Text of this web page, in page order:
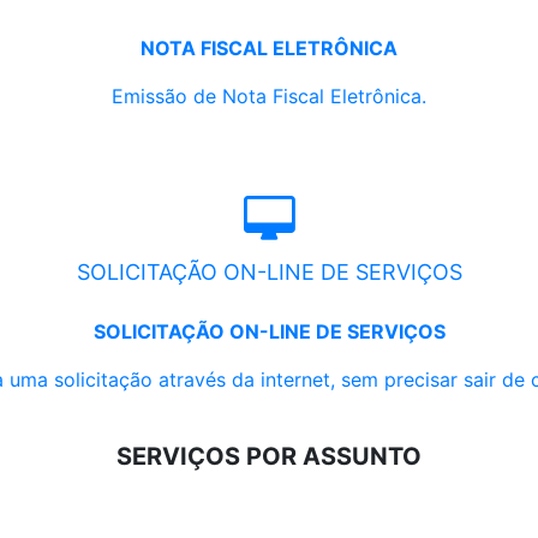
NOTA FISCAL ELETRÔNICA
Emissão de Nota Fiscal Eletrônica.
SOLICITAÇÃO ON-LINE DE SERVIÇOS
SOLICITAÇÃO ON-LINE DE SERVIÇOS
uma solicitação através da internet, sem precisar sair de
SERVIÇOS POR ASSUNTO